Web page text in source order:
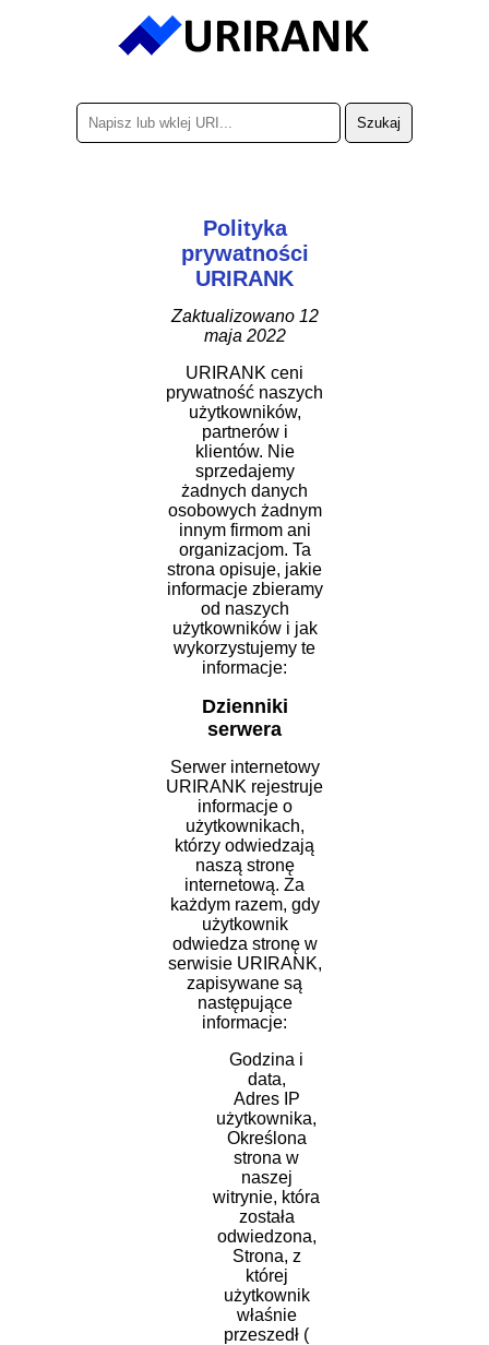
Polityka
prywatności
URIRANK
Zaktualizowano 12
maja 2022
URIRANK ceni
prywatność naszych
użytkowników,
partnerów i
klientów. Nie
sprzedajemy
żadnych danych
osobowych żadnym
innym firmom ani
organizacjom. Ta
strona opisuje, jakie
informacje zbieramy
od naszych
użytkowników i jak
wykorzystujemy te
informacje:
Dzienniki
serwera
Serwer internetowy
URIRANK rejestruje
informacje o
użytkownikach,
którzy odwiedzają
naszą stronę
internetową. Za
każdym razem, gdy
użytkownik
odwiedza stronę w
serwisie URIRANK,
zapisywane są
następujące
informacje:
Godzina i
data,
Adres IP
użytkownika,
Określona
strona w
naszej
witrynie, która
została
odwiedzona,
Strona, z
której
użytkownik
właśnie
przeszedł (